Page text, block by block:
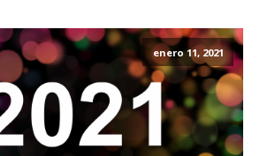
enero 11, 2021